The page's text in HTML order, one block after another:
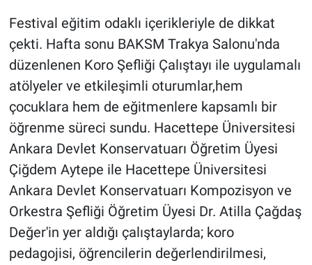
Festival eğitim odaklı içerikleriyle de dikkat
çekti. Hafta sonu BAKSM Trakya Salonu'nda
düzenlenen Koro Şefliği Çalıştayı ile uygulamalı
atölyeler ve etkileşimli oturumlar,hem
çocuklara hem de eğitmenlere kapsamlı bir
öğrenme süreci sundu. Hacettepe Üniversitesi
Ankara Devlet Konservatuarı Öğretim Üyesi
Çiğdem Aytepe ile Hacettepe Üniversitesi
Ankara Devlet Konservatuarı Kompozisyon ve
Orkestra Şefliği Öğretim Üyesi Dr. Atilla Çağdaş
Değer'in yer aldığı çalıştaylarda; koro
pedagojisi, öğrencilerin değerlendirilmesi,